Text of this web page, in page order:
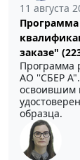
11 августа
заказе"
Программа
АО ''СБЕР
освоившим
образца.